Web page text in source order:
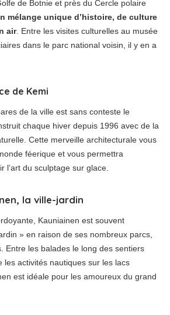
de Botnie et près du Cercle polaire
mélange unique d’histoire, de culture
air. Entre les visites culturelles au musée
dans le parc national voisin, il y en a
de Kemi
de la ville est sans conteste le
chaque hiver depuis 1996 avec de la
Cette merveille architecturale vous
féerique et vous permettra
l’art du sculptage sur glace.
la ville-jardin
Kauniainen est souvent
» en raison de ses nombreux parcs,
Entre les balades le long des sentiers
les activités nautiques sur les lacs
est idéale pour les amoureux du grand